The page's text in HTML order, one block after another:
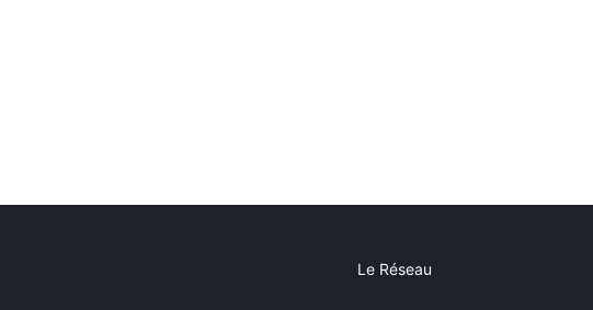
Le Réseau